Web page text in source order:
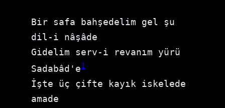
Bir safa bahşedelim gel şu
dil-i nâşâde
Gidelim serv-i revanım yürü
Sadabâd'e1
İşte üç çifte kayık iskelede
amade